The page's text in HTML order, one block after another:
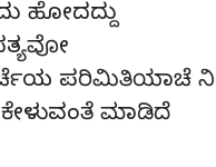
ಹೋದದ್ದು
ಪರಿಮಿತಿಯಾಚೆ
ಕೇಳುವಂತೆ ಮಾಡಿದೆ